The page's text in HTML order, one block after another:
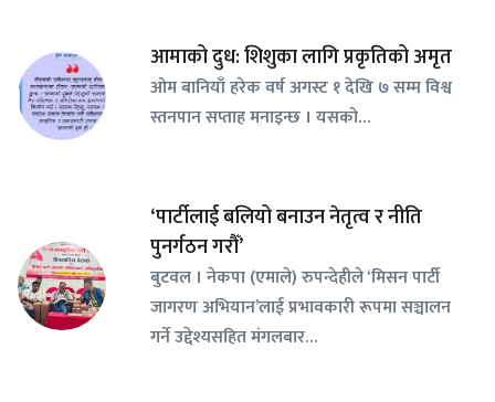
आमाको दुध: शिशुका लागि प्रकृतिको अमृत
ओम बानियाँ हरेक वर्ष अगस्ट १ देखि ७ सम्म विश्व
स्तनपान सप्ताह मनाइन्छ । यसको…
‘पार्टीलाई बलियो बनाउन नेतृत्व र नीति
पुनर्गठन गरौँ’
बुटवल । नेकपा (एमाले) रुपन्देहीले ‘मिसन पार्टी
जागरण अभियान’लाई प्रभावकारी रूपमा सञ्चालन
गर्ने उद्देश्यसहित मंगलबार…